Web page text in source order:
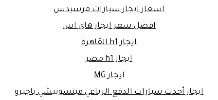
اسعار ايجار سيارات مرسيدس
افضل سعر ايجار هاي اس
ايجار h1 القاهرة
ايجار h1 مصر
ايجار MG
ايجار أحدث سيارات الدفع الرباعي ميتسوبيشي باجيرو